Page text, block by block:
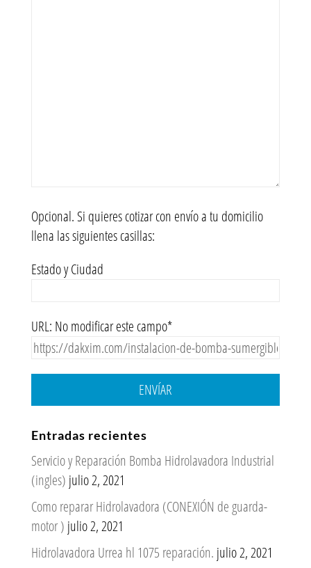
Opcional. Si quieres cotizar con envío a tu domicilio
llena las siguientes casillas:
Estado y Ciudad
URL: No modificar este campo*
ENVÍAR
Entradas recientes
Servicio y Reparación Bomba Hidrolavadora Industrial
(ingles) julio 2, 2021
Como reparar Hidrolavadora (CONEXIÓN de guarda-
motor ) julio 2, 2021
Hidrolavadora Urrea hl 1075 reparación. julio 2, 2021